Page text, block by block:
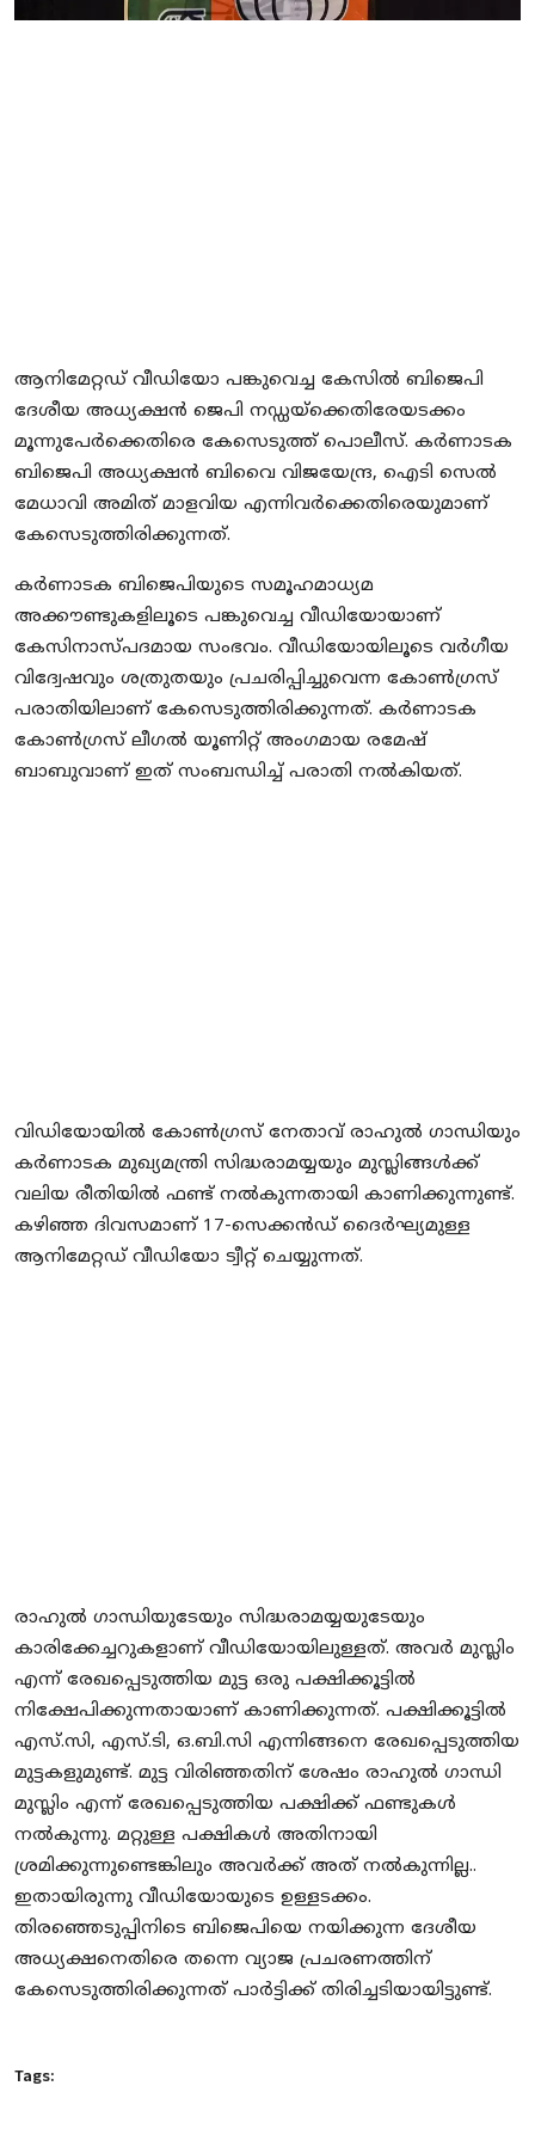
Local News
ആനിമേറ്റഡ് വീഡിയോ പങ്കുവെച്ച കേസില്‍ ബിജെപി
ദേശീയ അധ്യക്ഷന്‍ ജെപി നഡ്ഡയ്‌ക്കെതിരേയടക്കം
മൂന്നുപേര്‍ക്കെതിരെ കേസെടുത്ത് പൊലീസ്. കര്‍ണാടക
ബിജെപി അധ്യക്ഷന്‍ ബിവൈ വിജയേന്ദ്ര, ഐടി സെല്‍
മേധാവി അമിത് മാളവിയ എന്നിവര്‍ക്കെതിരെയുമാണ്
കേസെടുത്തിരിക്കുന്നത്.
കര്‍ണാടക ബിജെപിയുടെ സമൂഹമാധ്യമ
അക്കൗണ്ടുകളിലൂടെ പങ്കുവെച്ച വീഡിയോയാണ്
കേസിനാസ്പദമായ സംഭവം. വീഡിയോയിലൂടെ വര്‍ഗീയ
വിദ്വേഷവും ശത്രുതയും പ്രചരിപ്പിച്ചുവെന്ന കോണ്‍ഗ്രസ്
പരാതിയിലാണ് കേസെടുത്തിരിക്കുന്നത്. കര്‍ണാടക
കോണ്‍ഗ്രസ് ലീഗല്‍ യൂണിറ്റ് അംഗമായ രമേഷ്
ബാബുവാണ് ഇത് സംബന്ധിച്ച് പരാതി നല്‍കിയത്.
വിഡിയോയില്‍ കോണ്‍ഗ്രസ് നേതാവ് രാഹുല്‍ ഗാന്ധിയും
കര്‍ണാടക മുഖ്യമന്ത്രി സിദ്ധരാമയ്യയും മുസ്ലിങ്ങള്‍ക്ക്
വലിയ രീതിയില്‍ ഫണ്ട് നല്‍കുന്നതായി കാണിക്കുന്നുണ്ട്.
കഴിഞ്ഞ ദിവസമാണ് 17-സെക്കന്‍ഡ് ദൈര്‍ഘ്യമുള്ള
ആനിമേറ്റഡ് വീഡിയോ ട്വീറ്റ് ചെയ്യുന്നത്.
രാഹുല്‍ ഗാന്ധിയുടേയും സിദ്ധരാമയ്യയുടേയും
കാരിക്കേച്ചറുകളാണ് വീഡിയോയിലുള്ളത്. അവര്‍ മുസ്ലിം
എന്ന് രേഖപ്പെടുത്തിയ മുട്ട ഒരു പക്ഷിക്കൂട്ടില്‍
നിക്ഷേപിക്കുന്നതായാണ് കാണിക്കുന്നത്. പക്ഷിക്കൂട്ടില്‍
എസ്.സി, എസ്.ടി, ഒ.ബി.സി എന്നിങ്ങനെ രേഖപ്പെടുത്തിയ
മുട്ടകളുമുണ്ട്. മുട്ട വിരിഞ്ഞതിന് ശേഷം രാഹുല്‍ ഗാന്ധി
മുസ്ലിം എന്ന് രേഖപ്പെടുത്തിയ പക്ഷിക്ക് ഫണ്ടുകള്‍
നല്‍കുന്നു. മറ്റുള്ള പക്ഷികള്‍ അതിനായി
ശ്രമിക്കുന്നുണ്ടെങ്കിലും അവര്‍ക്ക് അത് നല്‍കുന്നില്ല..
ഇതായിരുന്നു വീഡിയോയുടെ ഉള്ളടക്കം.
തിരഞ്ഞെടുപ്പിനിടെ ബിജെപിയെ നയിക്കുന്ന ദേശീയ
അധ്യക്ഷനെതിരെ തന്നെ വ്യാജ പ്രചരണത്തിന്
കേസെടുത്തിരിക്കുന്നത് പാര്‍ട്ടിക്ക് തിരിച്ചടിയായിട്ടുണ്ട്.
Tags: